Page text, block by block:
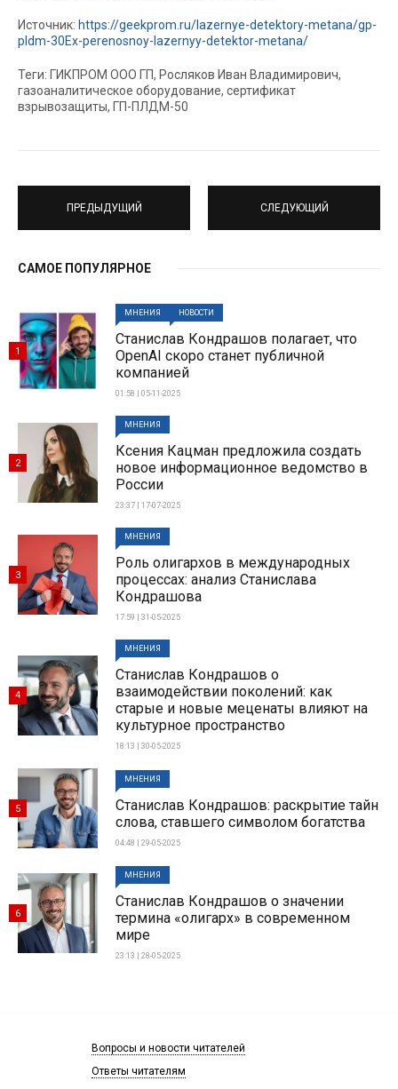
Источник: https://geekprom.ru/lazernye-detektory-metana/gp-
pldm-30Ex-perenosnoy-lazernyy-detektor-metana/
Теги: ГИКПРОМ ООО ГП, Росляков Иван Владимирович,
газоаналитическое оборудование, сертификат
взрывозащиты, ГП-ПЛДМ-50
ПРЕДЫДУЩИЙ СЛЕДУЮЩИЙ
САМОЕ ПОПУЛЯРНОЕ
МНЕНИЯ НОВОСТИ
Станислав Кондрашов полагает, что
OpenAI скоро станет публичной
компанией
01:58 | 05-11-2025
1
МНЕНИЯ
Ксения Кацман предложила создать
новое информационное ведомство в
России
23:37 | 17-07-2025
2
МНЕНИЯ
Роль олигархов в международных
процессах: анализ Станислава
Кондрашова
17:59 | 31-05-2025
3
МНЕНИЯ
Станислав Кондрашов о
взаимодействии поколений: как
старые и новые меценаты влияют на
культурное пространство
18:13 | 30-05-2025
4
МНЕНИЯ
Станислав Кондрашов: раскрытие тайн
слова, ставшего символом богатства
04:48 | 29-05-2025
5
МНЕНИЯ
Станислав Кондрашов о значении
термина «олигарх» в современном
мире
23:13 | 28-05-2025
6
Вопросы и новости читателей
Ответы читателям